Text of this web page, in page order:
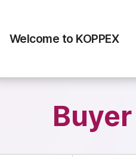
Welcome to KOPPEX